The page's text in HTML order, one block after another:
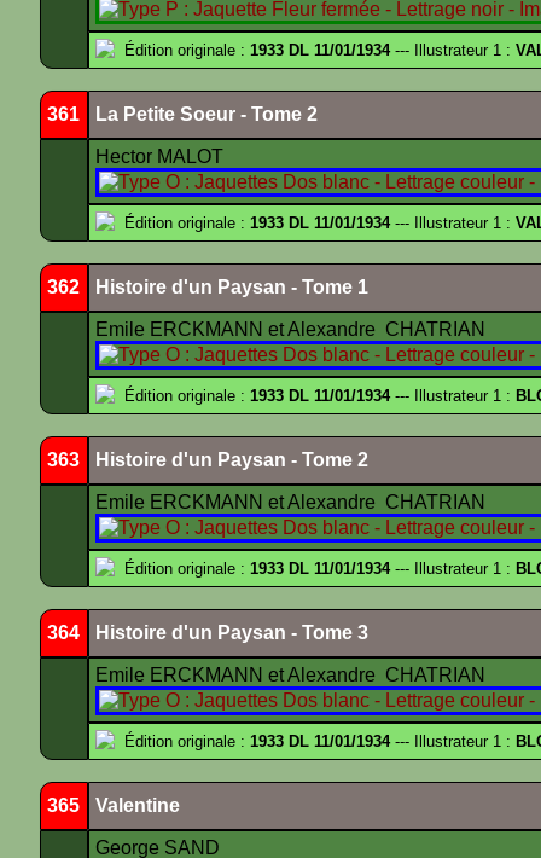
Édition originale : 1933 DL 11/01/1934--- Illustrateur 1 :
361 La Petite Soeur - Tome 2
Hector MALOT
Édition originale : 1933 DL 11/01/1934--- Illustrateur 1 :
362 Histoire d'un Paysan - Tome 1
Emile ERCKMANN et Alexandre CHATRIAN
Édition originale : 1933 DL 11/01/1934--- Illustrateur 1 :
363 Histoire d'un Paysan - Tome 2
Emile ERCKMANN et Alexandre CHATRIAN
Édition originale : 1933 DL 11/01/1934--- Illustrateur 1 :
364 Histoire d'un Paysan - Tome 3
Emile ERCKMANN et Alexandre CHATRIAN
Édition originale : 1933 DL 11/01/1934--- Illustrateur 1 :
365 Valentine
George SAND